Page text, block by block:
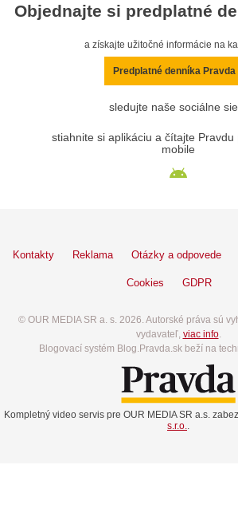
Objednajte si predplatné
a získajte užitočné informácie na
Predplatné denníka Pravda
sledujte naše sociálne
stiahnite si aplikáciu a čítajte Pravdu
mobile
Kontakty Reklama Otázky a odpovede
Cookies GDPR
© OUR MEDIA SR a. s. 2026. Autorské práva sú
vydavateľ, viac info.
Blogovací systém Blog.Pravda.sk beží na
Kompletný video servis pre OUR MEDIA SR a.s.
s.r.o.